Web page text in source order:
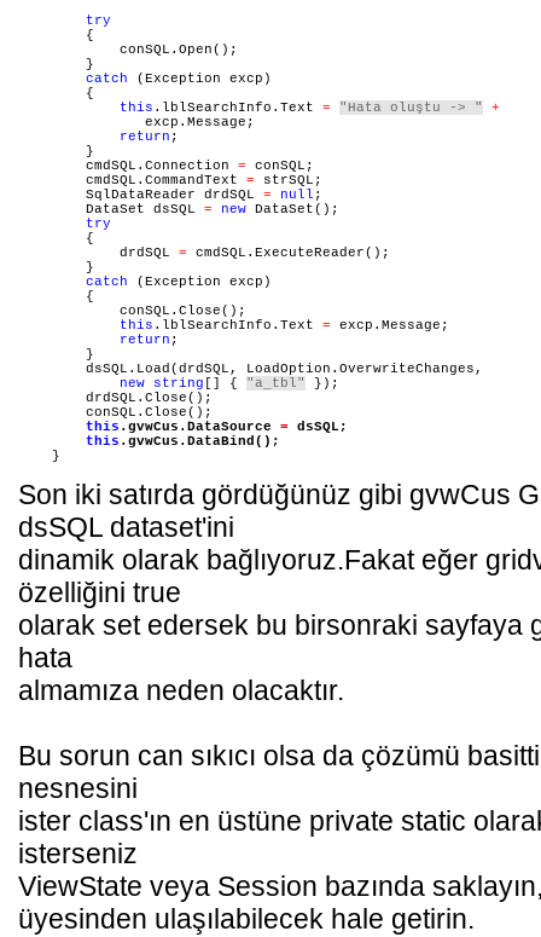
try
{
conSQL.Open();
}
catch (Exception excp)
{
this .lblSearchInfo.Text = "Hata oluştu -> "
+
excp.Message;
return ;
}
cmdSQL.Connection = conSQL;
cmdSQL.CommandText = strSQL;
SqlDataReader drdSQL = null ;
DataSet dsSQL = new DataSet();
try
{
drdSQL = cmdSQL.ExecuteReader();
}
catch (Exception excp)
{
conSQL.Close();
this .lblSearchInfo.Text = excp.Message;
return ;
}
dsSQL.Load(drdSQL, LoadOption.OverwriteChanges,
new
string [] { "a_tbl"
});
drdSQL.Close();
conSQL.Close();
this .gvwCus.DataSource = dsSQL;
this .gvwCus.DataBind();
}
Son iki satırda gördüğünüz gibi gvwCus
dsSQL dataset'ini
dinamik olarak bağlıyoruz.Fakat eğer
özelliğini true
olarak set edersek bu birsonraki sayfaya
hata
almamıza neden olacaktır.
Bu sorun can sıkıcı olsa da çözümü
nesnesini
ister class'ın en üstüne private static
isterseniz
ViewState veya Session bazında saklayın,
üyesinden ulaşılabilecek hale getirin.